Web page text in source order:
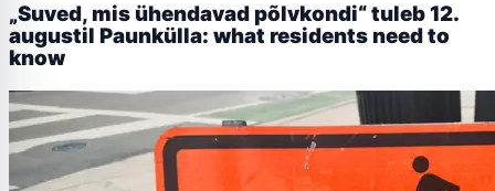
„Suved, mis ühendavad põlvkondi“ tuleb 12.
augustil Paunkülla: what residents need to
know